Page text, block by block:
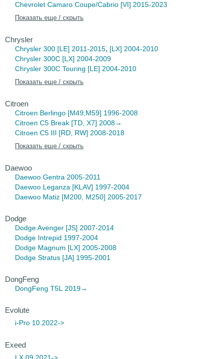
Chevrolet Camaro Coupe/Cabrio [VI] 2015-2023
Показать еще / скрыть
Chrysler
Chrysler 300 [LE] 2011-2015, [LX] 2004-2010
Chrysler 300C [LX] 2004-2009
Chrysler 300C Touring [LE] 2004-2010
Показать еще / скрыть
Citroen
Citroen Berlingo [M49,M59] 1996-2008
Citroen C5 Break [TD, X7] 2008→
Citroen C5 III [RD, RW] 2008-2018
Показать еще / скрыть
Daewoo
Daewoo Gentra 2005-2011
Daewoo Leganza [KLAV] 1997-2004
Daewoo Matiz [M200, M250] 2005-2017
Dodge
Dodge Avenger [JS] 2007-2014
Dodge Intrepid 1997-2004
Dodge Magnum [LX] 2005-2008
Dodge Stratus [JA] 1995-2001
DongFeng
DongFeng T5L 2019→
Evolute
i-Pro 10.2022->
Exeed